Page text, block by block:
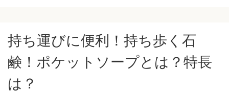
持ち運びに便利！持ち歩く石
鹸！ポケットソープとは？特長
は？